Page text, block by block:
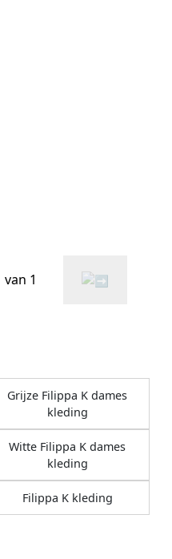
van 1
Grijze Filippa K dames
kleding
Witte Filippa K dames
kleding
Filippa K kleding